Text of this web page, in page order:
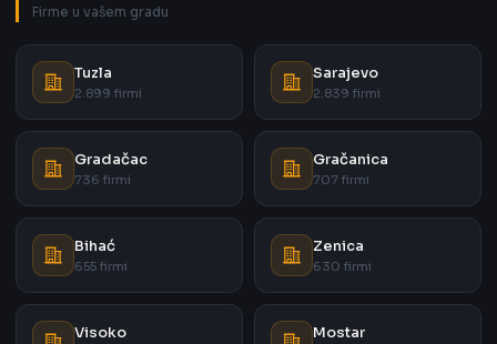
Firme u vašem gradu
Tuzla
2.899 firmi
Sarajevo
2.839 firmi
Gradačac
736 firmi
Gračanica
707 firmi
Bihać
655 firmi
Zenica
630 firmi
Visoko Mostar